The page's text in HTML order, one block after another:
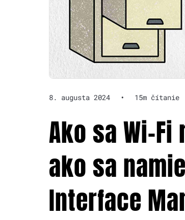
8. augusta 2024 • 15m čítanie
Ako sa Wi-
ako sa
Interface